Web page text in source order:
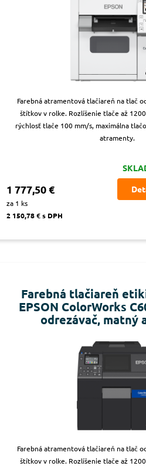
Farebná atramentová tlačiareň na tlač
štítkov v rolke. Rozlíšenie tlače až
rýchlosť tlače 100 mm/s, maximálna
atramenty.
1 777,50 €
za 1 ks
2 150,78 € s DPH
Farebná tlačiareň
EPSON ColorWorks
odrezávač, matný
Farebná atramentová tlačiareň na tlač
štítkov v rolke. Rozlíšenie tlače až